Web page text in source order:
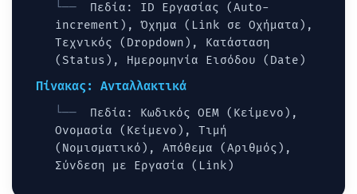
Πεδία: ID Εργασίας (Auto-
increment), Όχημα (Link σε Οχήματα),
Τεχνικός (Dropdown), Κατάσταση
(Status), Ημερομηνία Εισόδου (Date)
Πίνακας: Ανταλλακτικά
Πεδία: Κωδικός OEM (Κείμενο),
Ονομασία (Κείμενο), Τιμή
(Νομισματικό), Απόθεμα (Αριθμός),
Σύνδεση με Εργασία (Link)